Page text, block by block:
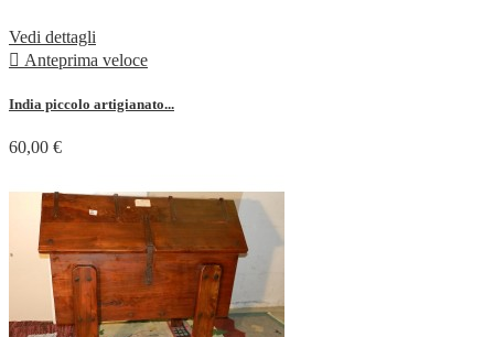
Vedi dettagli
 Anteprima veloce
India piccolo artigianato...
60,00 €